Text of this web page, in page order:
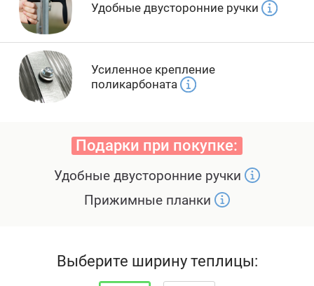
Удобные двусторонние ручки
Усиленное крепление
поликарбоната
Подарки при покупке:
Удобные двусторонние ручки
Прижимные планки
Выберите ширину теплицы: